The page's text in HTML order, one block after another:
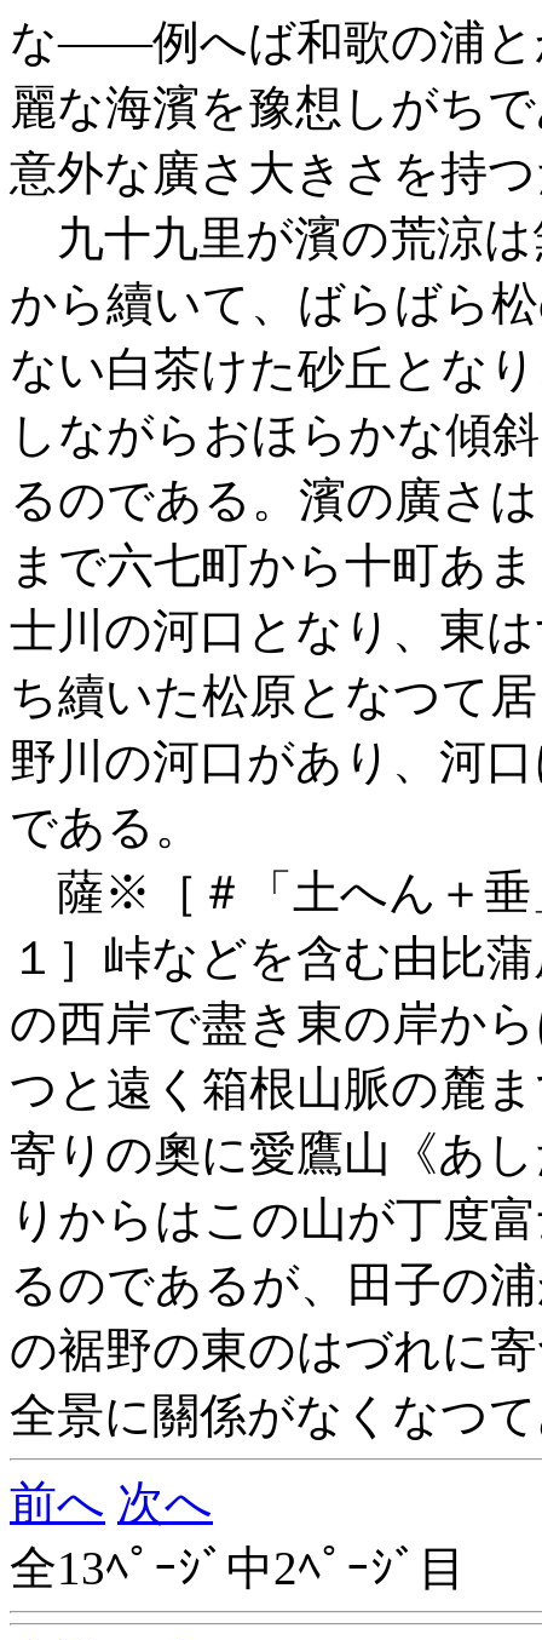
な――例へば和歌の浦と
麗な海濱を豫想しがち
意外な廣さ大きさを持
九十九里が濱の荒涼は
から續いて、ばらばら
ない白茶けた砂丘とな
しながらおほらかな傾
るのである。濱の廣さ
まで六七町から十町あ
士川の河口となり、東
ち續いた松原となつて
野川の河口があり、河
である。
薩※［＃「土へん＋垂
１］峠などを含む由比
の西岸で盡き東の岸か
つと遠く箱根山脈の麓
寄りの奧に愛鷹山《あ
りからはこの山が丁度
るのであるが、田子の
の裾野の東のはづれに
全景に關係がなくなつ
前へ 次へ
全13ﾍﾟｰｼﾞ中2ﾍﾟｰｼﾞ目